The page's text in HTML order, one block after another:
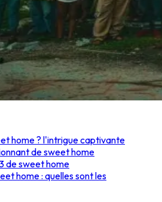
home ? l'intrigue captivante
de sweet home
de sweet home
home : quelles sont les